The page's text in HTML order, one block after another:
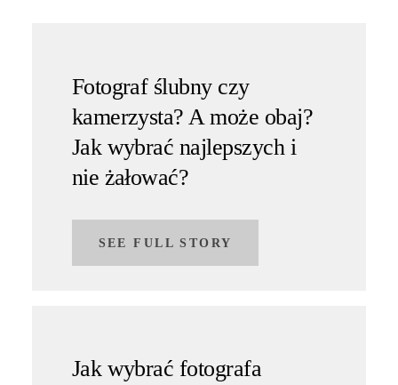
Fotograf ślubny czy
kamerzysta? A może obaj?
Jak wybrać najlepszych i
nie żałować?
SEE FULL STORY
Jak wybrać fotografa